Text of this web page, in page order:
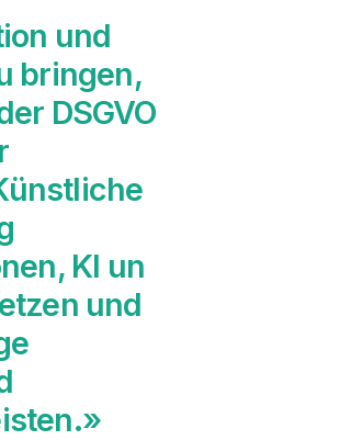
und
bringen,
DSGVO
KI un
und